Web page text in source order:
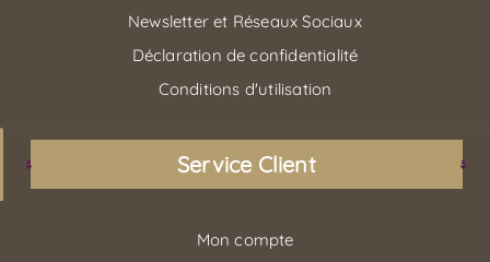
Newsletter et Réseaux Sociaux
Déclaration de confidentialité
Conditions d'utilisation
Service Client
Mon compte